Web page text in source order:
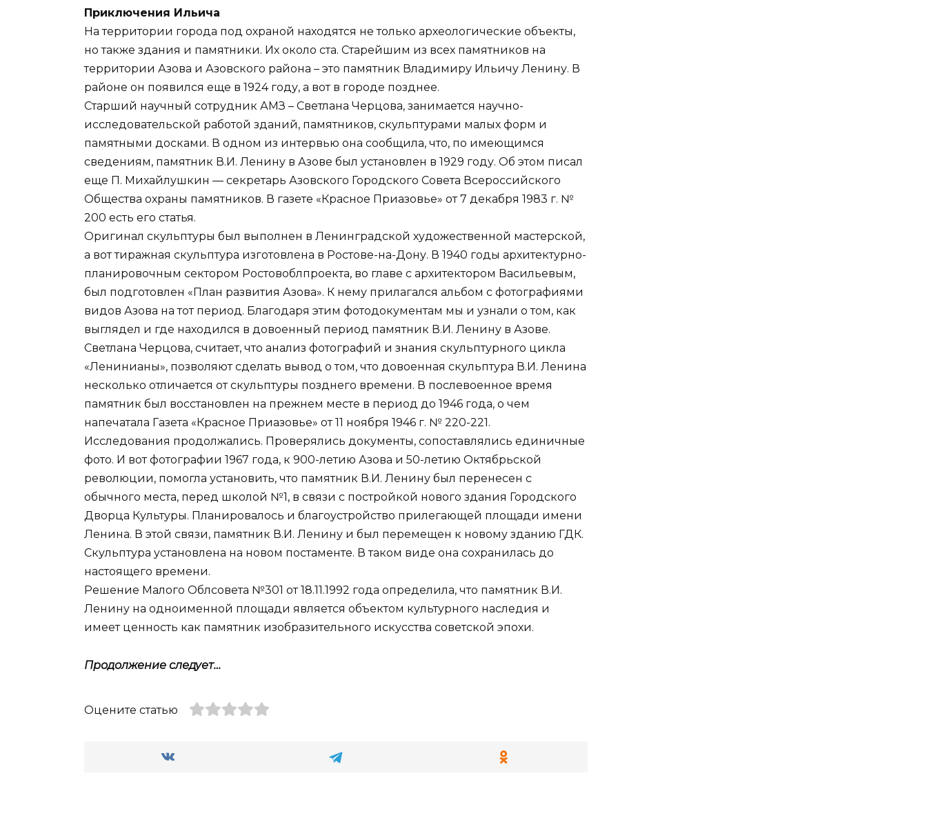
Приключения Ильича
На территории города под охраной находятся не только археологические объекты,
но также здания и памятники. Их около ста. Старейшим из всех памятников на
территории Азова и Азовского района – это памятник Владимиру Ильичу Ленину. В
районе он появился еще в 1924 году, а вот в городе позднее.
Старший научный сотрудник АМЗ – Светлана Черцова, занимается научно-
исследовательской работой зданий, памятников, скульптурами малых форм и
памятными досками. В одном из интервью она сообщила, что, по имеющимся
сведениям, памятник В.И. Ленину в Азове был установлен в 1929 году. Об этом писал
еще П. Михайлушкин — секретарь Азовского Городского Совета Всероссийского
Общества охраны памятников. В газете «Красное Приазовье» от 7 декабря 1983 г. №
200 есть его статья.
Оригинал скульптуры был выполнен в Ленинградской художественной мастерской,
а вот тиражная скульптура изготовлена в Ростове-на-Дону. В 1940 годы архитектурно-
планировочным сектором Ростовоблпроекта, во главе с архитектором Васильевым,
был подготовлен «План развития Азова». К нему прилагался альбом с фотографиями
видов Азова на тот период. Благодаря этим фотодокументам мы и узнали о том, как
выглядел и где находился в довоенный период памятник В.И. Ленину в Азове.
Светлана Черцова, считает, что анализ фотографий и знания скульптурного цикла
«Ленинианы», позволяют сделать вывод о том, что довоенная скульптура В.И. Ленина
несколько отличается от скульптуры позднего времени. В послевоенное время
памятник был восстановлен на прежнем месте в период до 1946 года, о чем
напечатала Газета «Красное Приазовье» от 11 ноября 1946 г. № 220-221.
Исследования продолжались. Проверялись документы, сопоставлялись единичные
фото. И вот фотографии 1967 года, к 900-летию Азова и 50-летию Октябрьской
революции, помогла установить, что памятник В.И. Ленину был перенесен с
обычного места, перед школой №1, в связи с постройкой нового здания Городского
Дворца Культуры. Планировалось и благоустройство прилегающей площади имени
Ленина. В этой связи, памятник В.И. Ленину и был перемещен к новому зданию ГДК.
Скульптура установлена на новом постаменте. В таком виде она сохранилась до
настоящего времени.
Решение Малого Облсовета №301 от 18.11.1992 года определила, что памятник В.И.
Ленину на одноименной площади является объектом культурного наследия и
имеет ценность как памятник изобразительного искусства советской эпохи.
Продолжение следует…
Оцените статью